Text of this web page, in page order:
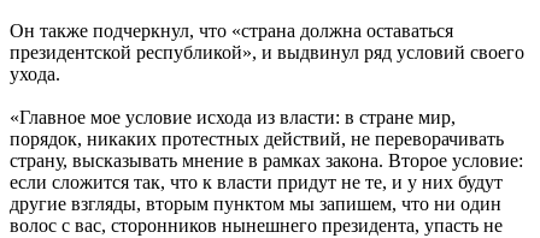
Он также подчеркнул, что «страна должна оставаться
президентской республикой», и выдвинул ряд условий своего
ухода.
«Главное мое условие исхода из власти: в стране мир,
порядок, никаких протестных действий, не переворачивать
страну, высказывать мнение в рамках закона. Второе условие:
если сложится так, что к власти придут не те, и у них будут
другие взгляды, вторым пунктом мы запишем, что ни один
волос с вас, сторонников нынешнего президента, упасть не